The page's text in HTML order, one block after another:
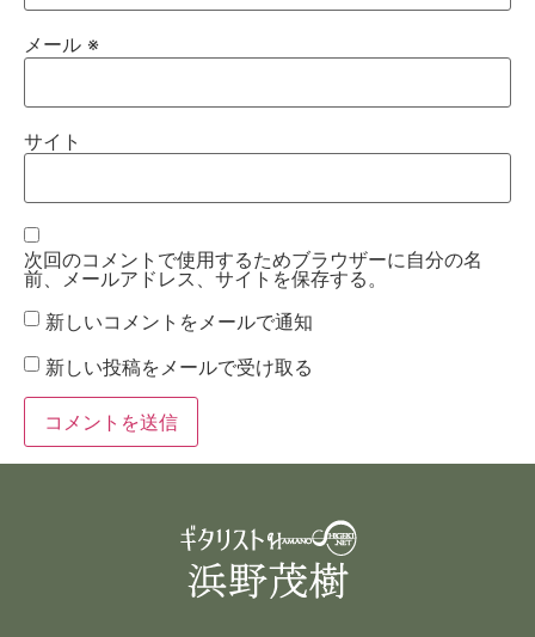
メール ※
サイト
次回のコメントで使用するためブラウザーに自分の名
前、メールアドレス、サイトを保存する。
新しいコメントをメールで通知
新しい投稿をメールで受け取る